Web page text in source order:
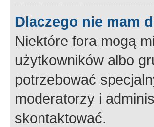
Dlaczego nie mam
Niektóre fora mogą
użytkowników albo
potrzebować
moderatorzy i
skontaktować.